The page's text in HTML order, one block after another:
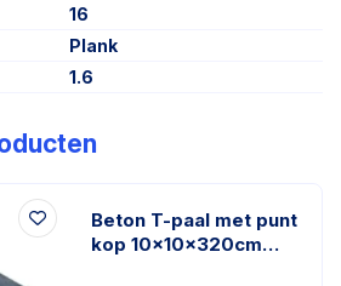
16
Plank
1.6
Beton T-paal met punt
kop 10x10x320cm